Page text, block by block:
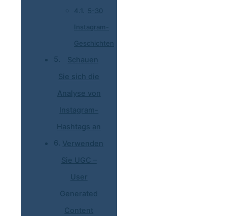
5-30
Instagram-
Geschichten
Schauen
Sie sich die
Analyse von
Instagram-
Hashtags an
Verwenden
Sie UGC –
User
Generated
Content